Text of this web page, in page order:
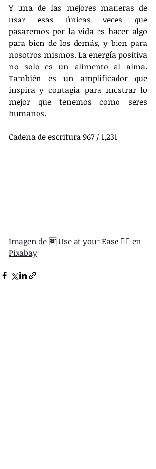
Y una de las mejores maneras de
usar esas únicas veces que
pasaremos por la vida es hacer algo
para bien de los demás, y bien para
nosotros mismos. La energía positiva
no solo es un alimento al alma.
También es un amplificador que
inspira y contagia para mostrar lo
mejor que tenemos como seres
humanos.
Cadena de escritura 967 / 1,231
Imagen de 🆓 Use at your Ease 👌🏼 en
Pixabay